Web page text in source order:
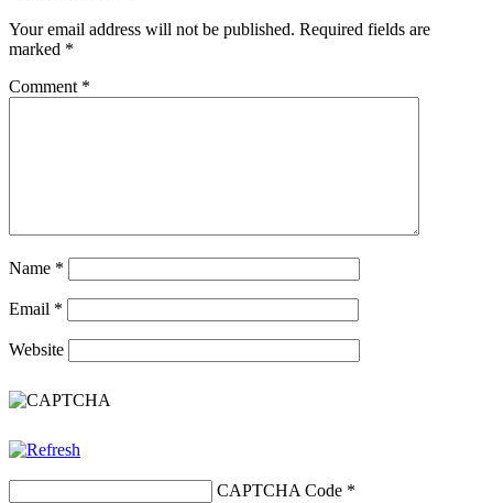
Your email address will not be published. Required fields are
marked *
Comment *
Name *
Email *
Website
CAPTCHA Code *